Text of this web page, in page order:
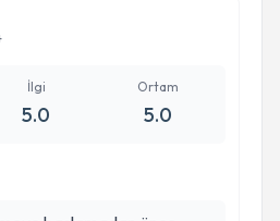
Bir psıkolog arayışı
gitmek isteyeceksiniz: )
İlgi
5.0
Ortam
5.0